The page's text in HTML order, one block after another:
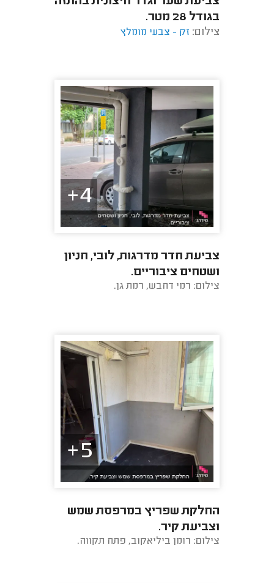
בגודל 28 מטר.
צילום: זק - צבעי מומלץ
4+
צביעת חדר מדרגות, לובי, חניון
ושטחים ציבוריים.
צילום: רמי דחבש, רמת גן.
5+
החלקת שפריץ במרפסת שמש
וצביעת קיר.
צילום: רומן ביליאקוב, פתח תקווה.